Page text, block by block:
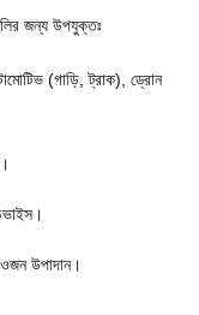
জন্য উপযুক্তঃ
(গাড়ি, ট্রাক), ড্রোন
উপাদান।